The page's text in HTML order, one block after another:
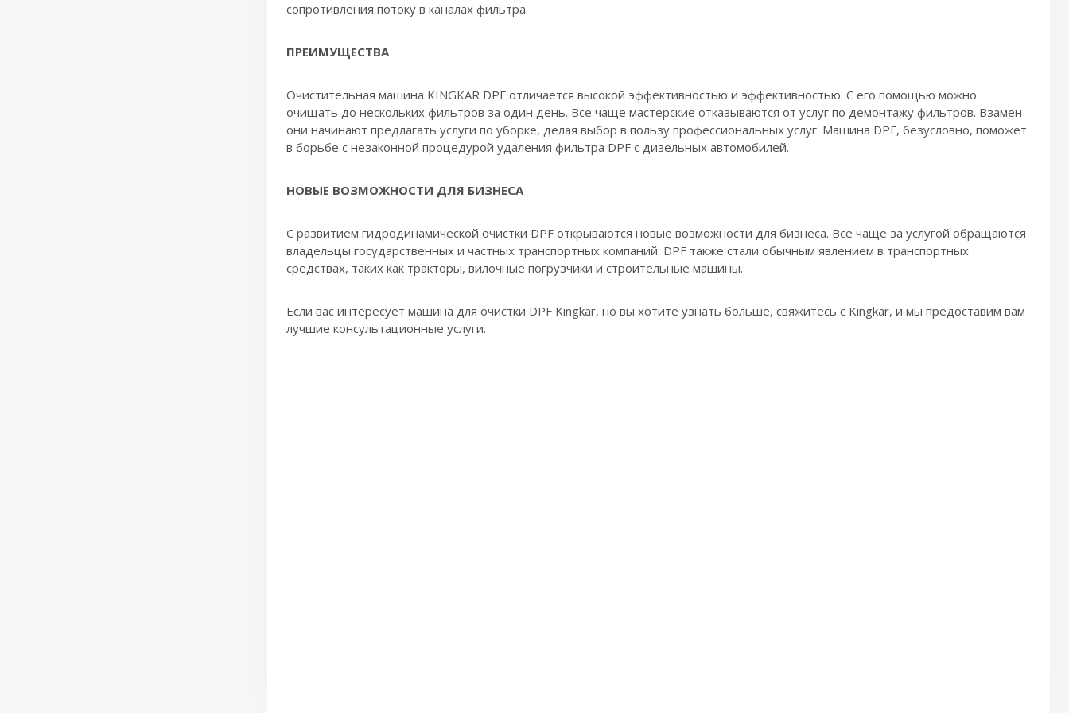
сопротивления потоку в каналах фильтра.
ПРЕИМУЩЕСТВА
Очистительная машина KINGKAR DPF отличается высокой эффективностью и эффективностью. С его помощью можно
очищать до нескольких фильтров за один день. Все чаще мастерские отказываются от услуг по демонтажу фильтров. Взамен
они начинают предлагать услуги по уборке, делая выбор в пользу профессиональных услуг. Машина DPF, безусловно, поможет
в борьбе с незаконной процедурой удаления фильтра DPF с дизельных автомобилей.
НОВЫЕ ВОЗМОЖНОСТИ ДЛЯ БИЗНЕСА
С развитием гидродинамической очистки DPF открываются новые возможности для бизнеса. Все чаще за услугой обращаются
владельцы государственных и частных транспортных компаний. DPF также стали обычным явлением в транспортных
средствах, таких как тракторы, вилочные погрузчики и строительные машины.
Если вас интересует машина для очистки DPF Kingkar, но вы хотите узнать больше, свяжитесь с Kingkar, и мы предоставим вам
лучшие консультационные услуги.